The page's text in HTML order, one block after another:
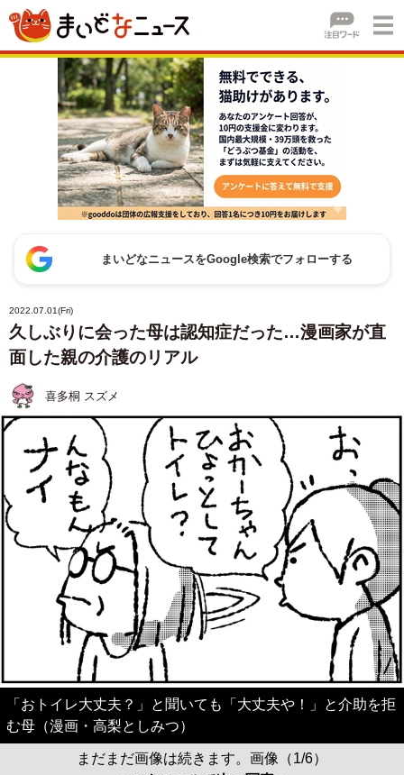
まいどなニュースをGoogle検索でフォローする
2022.07.01(Fri)
久しぶりに会った母は認知症だった…漫画家が直
面した親の介護のリアル
喜多桐 スズメ
「おトイレ大丈夫？」と聞いても「大丈夫や！」と介助を拒
む母（漫画・高梨としみつ）
まだまだ画像は続きます。画像（1/6）